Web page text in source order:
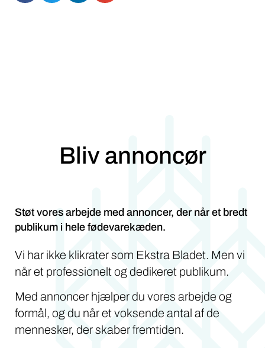
Bliv annoncør
Støt vores arbejde med annoncer, der når et bredt
publikum i hele fødevarekæden.
Vi har ikke klikrater som Ekstra Bladet. Men vi
når et professionelt og dedikeret publikum.
Med annoncer hjælper du vores arbejde og
formål, og du når et voksende antal af de
mennesker, der skaber fremtiden.